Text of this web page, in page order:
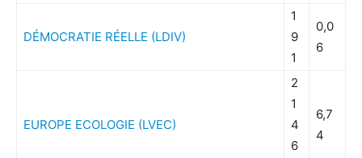
DÉMOCRATIE RÉELLE (LDIV)
1
9
1
0,0
6
EUROPE ECOLOGIE (LVEC)
2
1
4
6
6,7
4